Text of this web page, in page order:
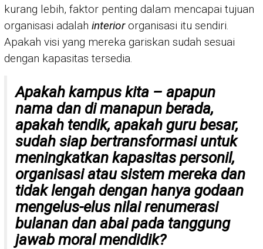
kurang lebih, faktor penting dalam mencapai tujuan
organisasi adalah interiororganisasi itu sendiri.
Apakah visi yang mereka gariskan sudah sesuai
dengan kapasitas tersedia.
Apakah kampus kita – apapun
nama dan di manapun berada,
apakah tendik, apakah guru besar,
sudah siap bertransformasi untuk
meningkatkan kapasitas personil,
organisasi atau sistem mereka dan
tidak lengah dengan hanya godaan
mengelus-elus nilai renumerasi
bulanan dan abai pada tanggung
jawab moral mendidik?